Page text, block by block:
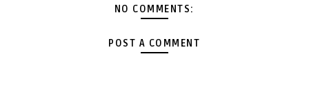
NO COMMENTS:
POST A COMMENT